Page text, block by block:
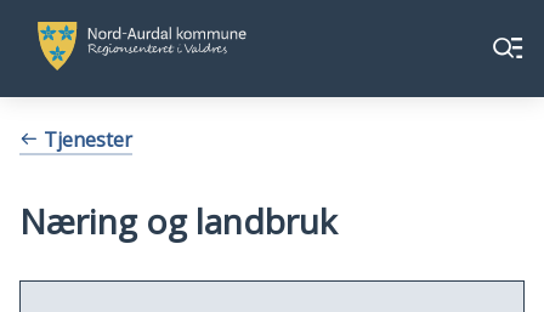
Nord-
Aurdal
kommune
Aurdal
Meny
Du Tjenester
Næring og landbruk